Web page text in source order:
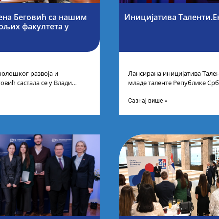
Беговић са нашим
факултета у
развоја и
састала се у Влади
Иницијатива
Лансирана иницијатива
младе таленте Републике
догађају су се
Сазнај више »